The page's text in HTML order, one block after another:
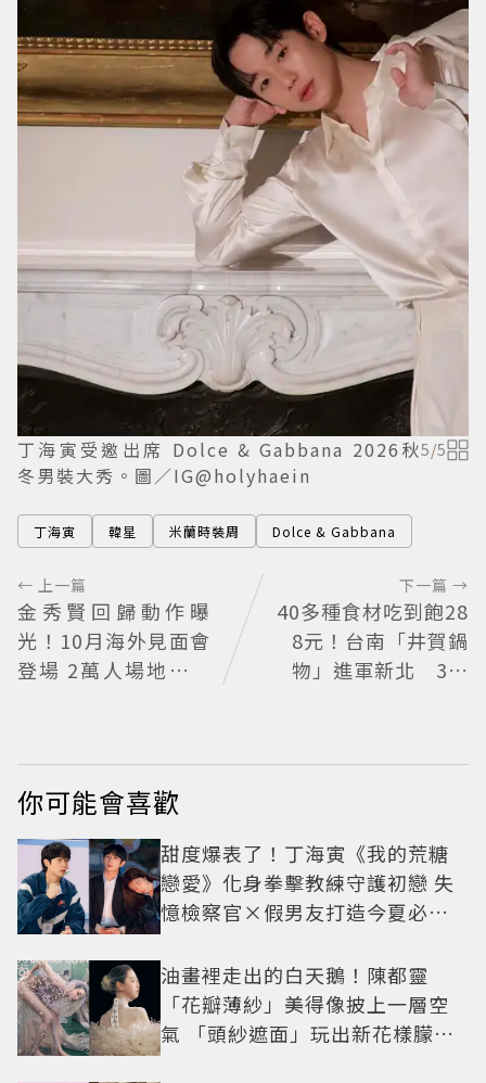
丁海寅受邀出席 Dolce & Gabbana 2026秋
冬男裝大秀。圖／IG@holyhaein
5/5
丁海寅 韓星 米蘭時裝周 Dolce & Gabbana
← 上一篇
金秀賢回歸動作曝
光！10月海外見面會
登場 2萬人場地引關
下一篇 →
40多種食材吃到飽28
8元！台南「井賀鍋
物」進軍新北 3人
你可能會喜歡
甜度爆表了！丁海寅《我的荒糖
戀愛》化身拳擊教練守護初戀 失
憶檢察官×假男友打造今夏必看
油畫裡走出的白天鵝！陳都靈
「花瓣薄紗」美得像披上一層空
氣 「頭紗遮面」玩出新花樣朦朧